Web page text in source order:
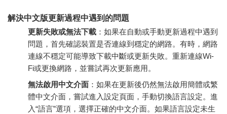
解決中文版更新過程中遇到的問題
更新失敗或無法下載 ：如果在自動或手動更新過程中遇到
問題，首先確認裝置是否連線到穩定的網路。有時，網路
連線不穩定可能導致下載中斷或更新失敗。重新連線Wi-
Fi或更換網路，並嘗試再次更新應用。
無法啟用中文介面 ：如果在更新後仍然無法啟用簡體或繁
體中文介面，嘗試進入設定頁面，手動切換語言設定。進
入“語言”選項，選擇正確的中文介面。如果語言設定未生